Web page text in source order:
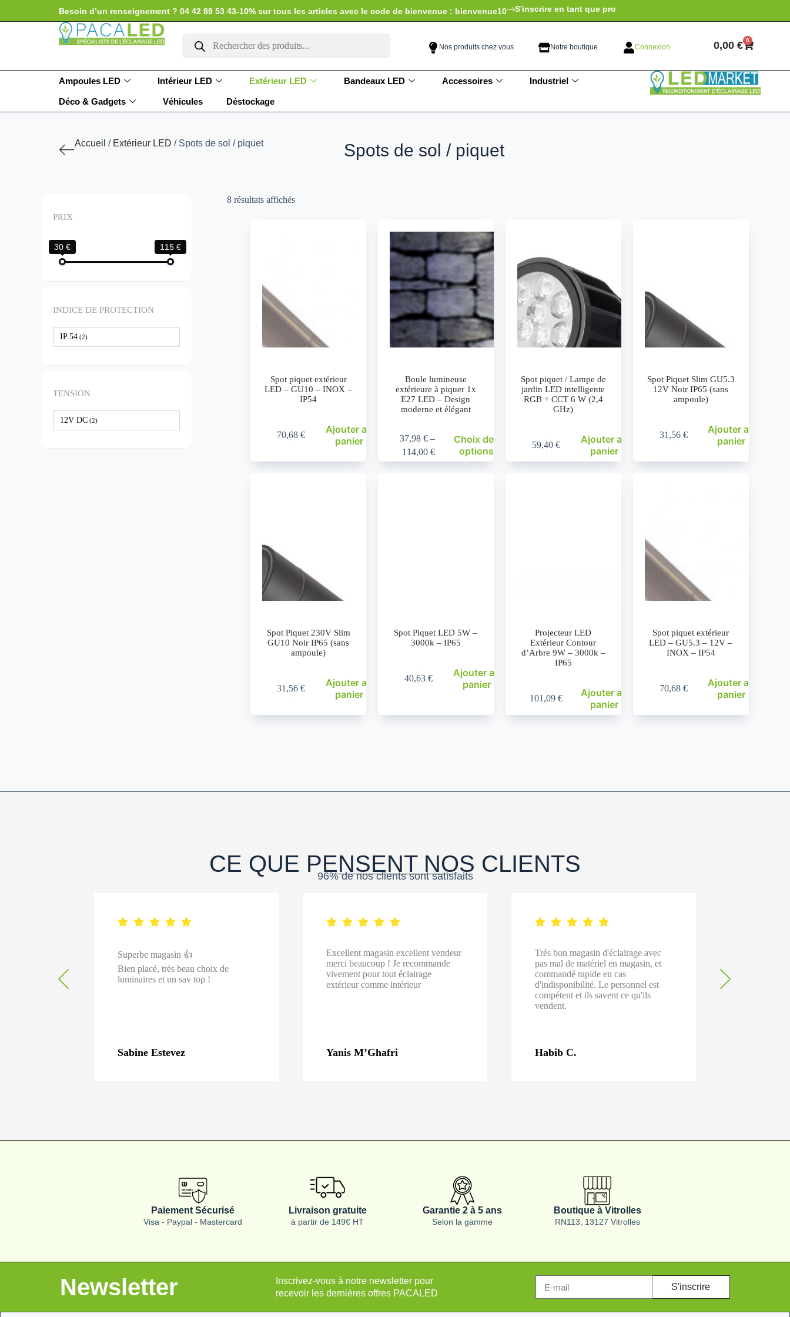
Besoin d’un renseignement ? 04 42 89 53 43-10% sur tous les articles avec le code de bienvenue : bienvenue10 S'inscrire en tant que pro
Nos produits chez vous Notre boutique Connexion 0,00€ 0
Ampoules LED Intérieur LED Extérieur LED Bandeaux LED Accessoires Industriel
Déco & Gadgets Véhicules Déstockage
Accueil / Extérieur LED / Spots de sol / piquet Spots de sol / piquet
PRIX
30 € 115 €
INDICE DE PROTECTION
IP 54 (2)
TENSION
12V DC (2)
8 résultats affichés
Spot piquet extérieur
LED – GU10 – INOX –
IP54
70,68€
Ajouter au
panier
Boule lumineuse
extérieure à piquer 1x
E27 LED – Design
moderne et élégant
37,98€ –
114,00€
Choix des
options
Spot piquet / Lampe de
jardin LED intelligente
RGB + CCT 6 W (2,4
GHz)
59,40€
Ajouter au
panier
Spot Piquet Slim GU5.3
12V Noir IP65 (sans
ampoule)
31,56 €
Ajouter au
panier
Spot Piquet 230V Slim
GU10 Noir IP65 (sans
ampoule)
31,56€
Ajouter au
panier
Spot Piquet LED 5W –
3000k – IP65
40,63€
Ajouter au
panier
Projecteur LED
Extérieur Contour
d’Arbre 9W – 3000k –
IP65
101,09€
Ajouter au
panier
Spot piquet extérieur
LED – GU5.3 – 12V –
INOX – IP54
70,68 €
Ajouter au
panier
CE QUE PENSENT NOS CLIENTS
96% de nos clients sont satisfaits
Superbe magasin 👍
Bien placé, très beau choix de
luminaires et un sav top !
Sabine Estevez
Excellent magasin excellent vendeur
merci beaucoup ! Je recommande
vivement pour tout éclairage
extérieur comme intérieur
Yanis M’Ghafri
Très bon magasin d'éclairage avec
pas mal de matériel en magasin, et
commandé rapide en cas
d'indisponibilité. Le personnel est
compétent et ils savent ce qu'ils
vendent.
Habib C.
Paiement Sécurisé
Visa - Paypal - Mastercard
Livraison gratuite
à partir de 149€ HT
Garantie 2 à 5 ans
Selon la gamme
Boutique à Vitrolles
RN113, 13127 Vitrolles
Newsletter
Inscrivez-vous à notre newsletter pour
recevoir les dernières offres PACALED
S'inscrire